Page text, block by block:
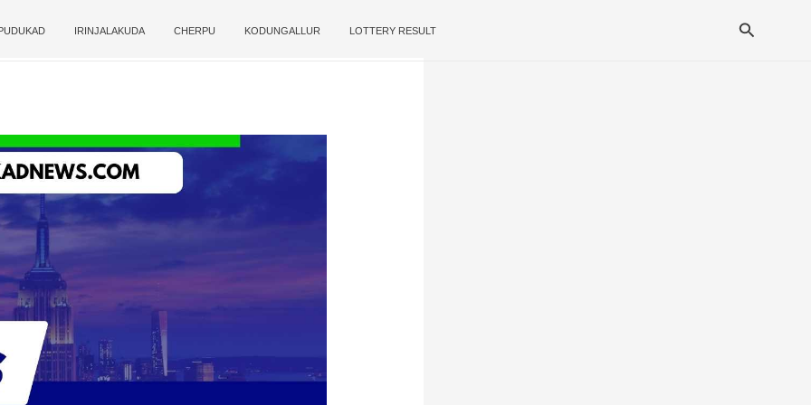
IRINJALAKUDA CHERPU KODUNGALLUR LOTTERY RESULT Search